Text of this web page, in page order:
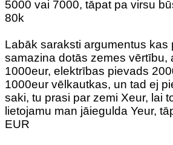
5000 vai 7000, tāpat pa virsu
80k
Labāk saraksti argumentus kas
samazina dotās zemes vērtību,
1000eur, elektrības pievads
1000eur vēlkautkas, un tad ej
saki, tu prasi par zemi Xeur, lai
lietojamu man jāiegulda Yeur,
EUR